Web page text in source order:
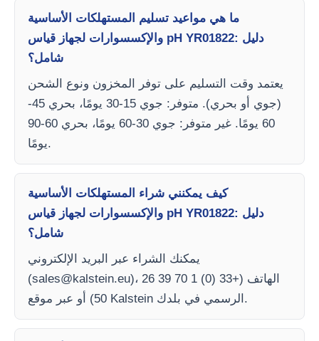
ما هي مواعيد تسليم المستهلكات الأساسية
والإكسسوارات لجهاز قياس pH YR01822: دليل
شامل؟
يعتمد وقت التسليم على توفر المخزون ونوع الشحن
(جوي أو بحري). متوفر: جوي 15-30 يومًا، بحري 45-
60 يومًا. غير متوفر: جوي 30-60 يومًا، بحري 60-90
يومًا.
كيف يمكنني شراء المستهلكات الأساسية
والإكسسوارات لجهاز قياس pH YR01822: دليل
شامل؟
يمكنك الشراء عبر البريد الإلكتروني
(sales@kalstein.eu)، الهاتف (+33 (0) 1 70 39 26
50) أو عبر موقع Kalstein الرسمي في بلدك.